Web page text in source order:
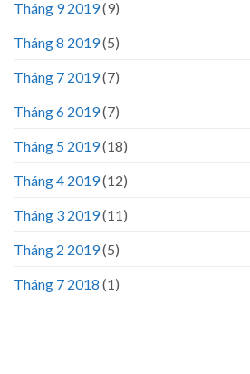
Tháng 9 2019(9)
Tháng 8 2019(5)
Tháng 7 2019(7)
Tháng 6 2019(7)
Tháng 5 2019(18)
Tháng 4 2019(12)
Tháng 3 2019(11)
Tháng 2 2019(5)
Tháng 7 2018 (1)